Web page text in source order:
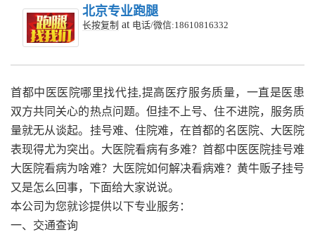
北京专业跑腿
长按复制 at 电话/微信:18610816332
首都中医医院哪里找代挂,提高医疗服务质量，一直是医患
双方共同关心的热点问题。但挂不上号、住不进院，服务质
量就无从谈起。挂号难、住院难，在首都的名医院、大医院
表现得尤为突出。大医院看病有多难？首都中医医院挂号难
大医院看病为啥难？大医院如何解决看病难？黄牛贩子挂号
又是怎么回事，下面给大家说说。
本公司为您就诊提供以下专业服务：
一、交通查询